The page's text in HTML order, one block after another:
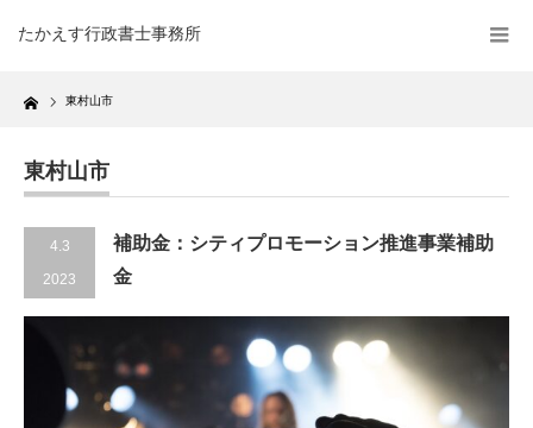
たかえす行政書士事務所
Home 東村山市
東村山市
4.3
2023
補助金：シティプロモーション推進事業補助
金